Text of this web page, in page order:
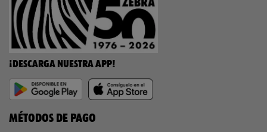
¡DESCARGA NUESTRA APP!
MÉTODOS DE PAGO